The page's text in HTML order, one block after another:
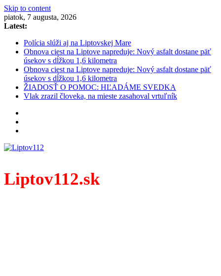
Skip to content
piatok, 7 augusta, 2026
Latest:
Polícia slúži aj na Liptovskej Mare
Obnova ciest na Liptove napreduje: Nový asfalt dostane päť
úsekov s dĺžkou 1,6 kilometra
Obnova ciest na Liptove napreduje: Nový asfalt dostane päť
úsekov s dĺžkou 1,6 kilometra
ŽIADOSŤ O POMOC: HĽADÁME SVEDKA
Vlak zrazil človeka, na mieste zasahoval vrtuľník
Liptov112.sk